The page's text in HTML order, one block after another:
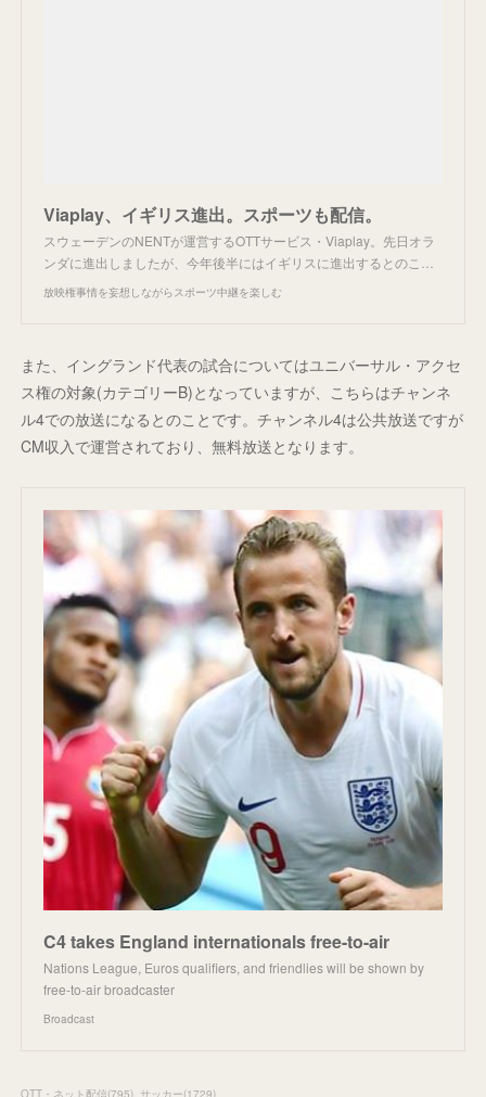
Viaplay、イギリス進出。スポーツも配信。
スウェーデンのNENTが運営するOTTサービス・Viaplay。先日オラ
ンダに進出しましたが、今年後半にはイギリスに進出するとのこ…
放映権事情を妄想しながらスポーツ中継を楽しむ
また、イングランド代表の試合についてはユニバーサル・アクセ
ス権の対象(カテゴリーB)となっていますが、こちらはチャンネ
ル4での放送になるとのことです。チャンネル4は公共放送ですが
CM収入で運営されており、無料放送となります。
C4 takes England internationals free-to-air
Nations League, Euros qualifiers, and friendlies will be shown by
free-to-air broadcaster
Broadcast
OTT・ネット配信(795) サッカー(1729)